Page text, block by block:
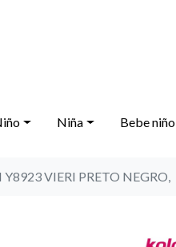
Niña Bebe niño
Y8923 VIERI PRETO NEGRO,